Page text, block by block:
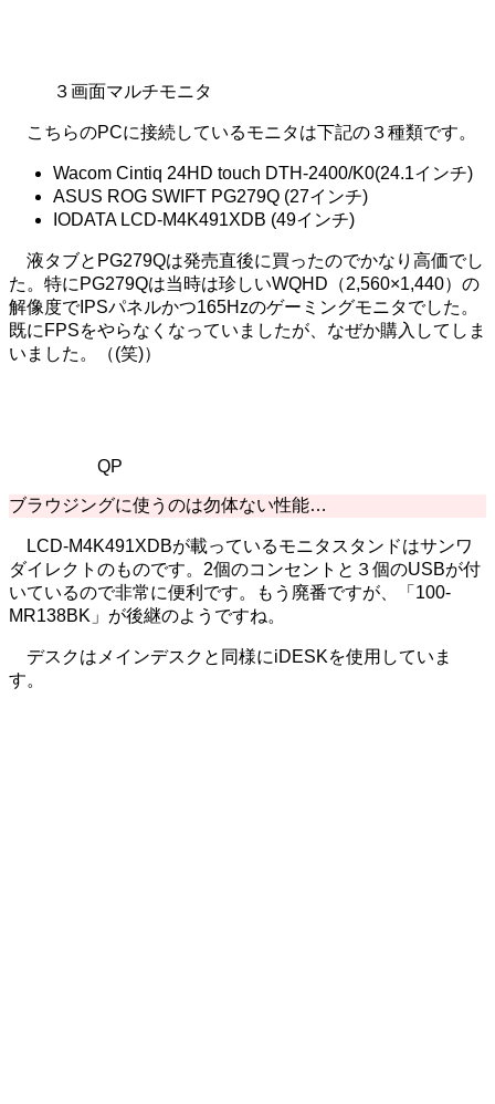
３画面マルチモニタ
こちらのPCに接続しているモニタは下記の３種類です。
Wacom Cintiq 24HD touch DTH-2400/K0(24.1インチ)
ASUS ROG SWIFT PG279Q (27インチ)
IODATA LCD-M4K491XDB (49インチ)
液タブとPG279Qは発売直後に買ったのでかなり高価でし
た。特にPG279Qは当時は珍しいWQHD（2,560×1,440）の
解像度でIPSパネルかつ165Hzのゲーミングモニタでした。
既にFPSをやらなくなっていましたが、なぜか購入してしま
いました。（(笑)）
QP
ブラウジングに使うのは勿体ない性能…
LCD-M4K491XDBが載っているモニタスタンドはサンワ
ダイレクトのものです。2個のコンセントと３個のUSBが付
いているので非常に便利です。もう廃番ですが、「100-
MR138BK」が後継のようですね。
デスクはメインデスクと同様にiDESKを使用していま
す。